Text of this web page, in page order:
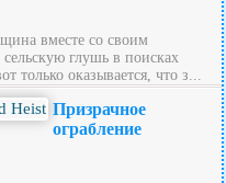
вместе со своим
глушь в поисках
только оказывается, что з...
Призрачное
ограбление